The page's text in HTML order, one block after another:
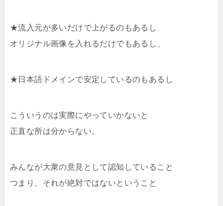
★流入元が多いだけで上がるのもあるし
オリジナル画像を入れるだけでもあるし、
★日本語ドメインで安定しているのもあるし
こういうのは実際にやっていかないと
正直な所は分からない。
みんなが大衆の意見として認知していること
つまり、それが絶対ではないということ